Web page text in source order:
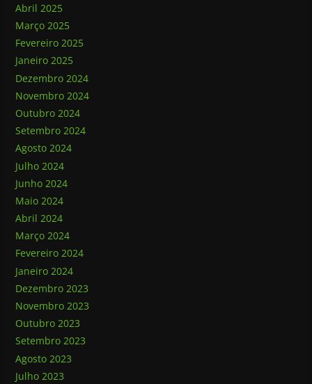
Abril 2025
Março 2025
Fevereiro 2025
Janeiro 2025
Dezembro 2024
Novembro 2024
Outubro 2024
Setembro 2024
Agosto 2024
Julho 2024
Junho 2024
Maio 2024
Abril 2024
Março 2024
Fevereiro 2024
Janeiro 2024
Dezembro 2023
Novembro 2023
Outubro 2023
Setembro 2023
Agosto 2023
Julho 2023